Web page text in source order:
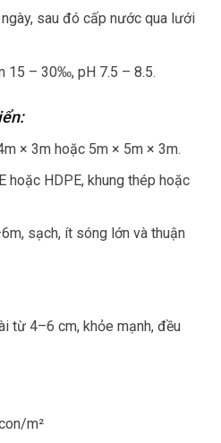
sau đó cấp nước qua lưới
15 – 30‰, pH 7.5 – 8.5.
× 3m hoặc 5m × 5m × 3m.
hoặc HDPE, khung thép hoặc
sạch, ít sóng lớn và thuận
từ 4–6 cm, khỏe mạnh, đều
m²